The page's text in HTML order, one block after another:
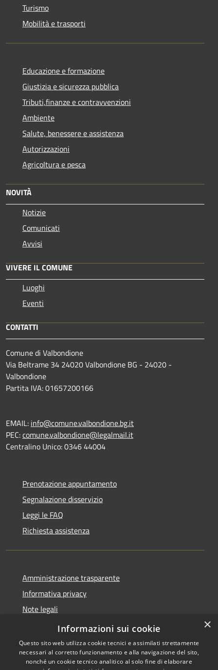
Turismo
Mobilità e trasporti
Educazione e formazione
Giustizia e sicurezza pubblica
Tributi,finanze e contravvenzioni
Ambiente
Salute, benessere e assistenza
Autorizzazioni
Agricoltura e pesca
NOVITÀ
Notizie
Comunicati
Avvisi
VIVERE IL COMUNE
Luoghi
Eventi
CONTATTI
Comune di Valbondione
Via Beltrame 34 24020 Valbondione BG - 24020 -
Valbondione
Partita IVA: 01657200166
EMAIL: info@comune.valbondione.bg.it
PEC:comune.valbondione@legalmail.it
Centralino Unico: 0346 44004
Prenotazione appuntamento
Segnalazione disservizio
Leggi le FAQ
Richiesta assistenza
Amministrazione trasparente
Informativa privacy
Note legali
Dichiarazione di accessibilità
×
Informazioni sui cookie
Questo sito web utilizza cookie tecnici e assimilati strettamente
necessari al corretto funzionamento e alla navigazione del sito,
nonché un cookie tecnico analitico al solo fine di elaborare